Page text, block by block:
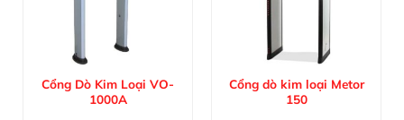
Cổng Dò Kim Loại VO-
1000A
Cổng dò kim loại Metor
150